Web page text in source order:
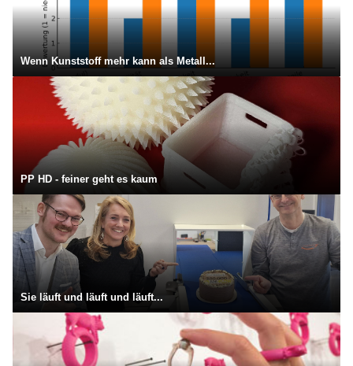
Wenn Kunststoff mehr kann als Metall...
PP HD - feiner geht es kaum
Sie läuft und läuft und läuft...